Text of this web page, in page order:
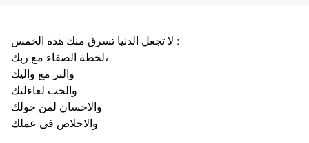
لا تجعل الدنيا تسرق منك هذه الخمس :
لحظة الصفاء مع ربك،
والبر مع واليك
والحب لعاءلتك
والاحسان لمن حولك
والاخلاص فى عملك